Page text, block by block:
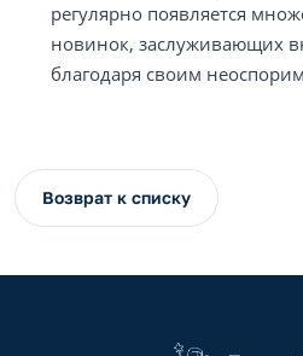
регулярно появляется
новинок, заслуживающих
благодаря своим
Возврат к списку